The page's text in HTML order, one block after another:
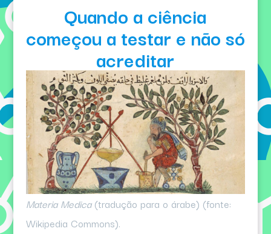
Quando a ciência
começou a testar e não só
acreditar
Materia Medica(tradução para o árabe) (fonte:
Wikipedia Commons).